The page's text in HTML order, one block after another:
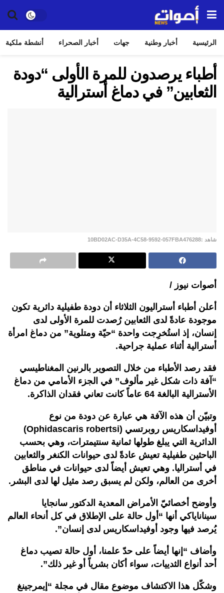
الرئيسية أخبار وطنية جهات أخبار الصحراء أنشطة ملكية
أطباء يرصدون للمرة الأولى “دودة
الثعابين” في دماغ أسترالية
شاهد :10BD02AC-D35A-4C58-9592-057FBA476288
أصوات نيوز /
أعلن أطباء أستراليون الثلاثاء أن دودة طفيلية دائرية تكون
موجودة عادةً لدى الثعابين رُصدت للمرة الأولى لدى
إنسان، إذ استُخرِجت واحدة “حيّة ومتلوية” من دماغ امرأة
أسترالية أثناء عملية جراحية.
فقد رصد الأطباء من خلال التصوير بالرنين المغناطيسي
“آفة ذات شكل غير مألوف” في الجزء الأمامي من دماغ
الأسترالية البالغة 64 عاماً كانت تعاني فقدان الذاكرة.
وتبيّن أن هذه الآفة هي عبارة عن دودة من نوع
أوفيداسكاريس روبرتسي (Ophidascaris robertsi)
الدائرية التي يبلغ طولها ثمانية سنتيمترات، وهي بحسب
الباحثين طفيلية تعيش عادةً لدى حيوانات الكنغر والثعابين
في أستراليا. وهي تعيش أيضاً لدى حيوانات في مناطق
أخرى من العالم، ولكن لم يسبق رصد مثيل لها لدى البشر.
وأوضح أخصائيّ الأمراض المعدية الدكتور سانجايا
سيناناياكي أنها “أول حالة على الإطلاق في كل أنحاء العالم
يُرصد فيها وجود أوفيداسكاريس لدى إنسان”.
وأضاف “إنها أيضاً على حدّ علمنا، أول حالة تصيب دماغ
أحد أنواع الثدييات، سواء أكان بشرياً أو غير ذلك”.
وشكّل هذا الاكتشاف موضوع مقال في مجلة “إيمرجينغ